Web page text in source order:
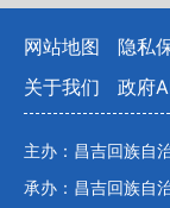
网站地图 隐私
关于我们
政府
主办：昌吉回族自
承办：昌吉回族自